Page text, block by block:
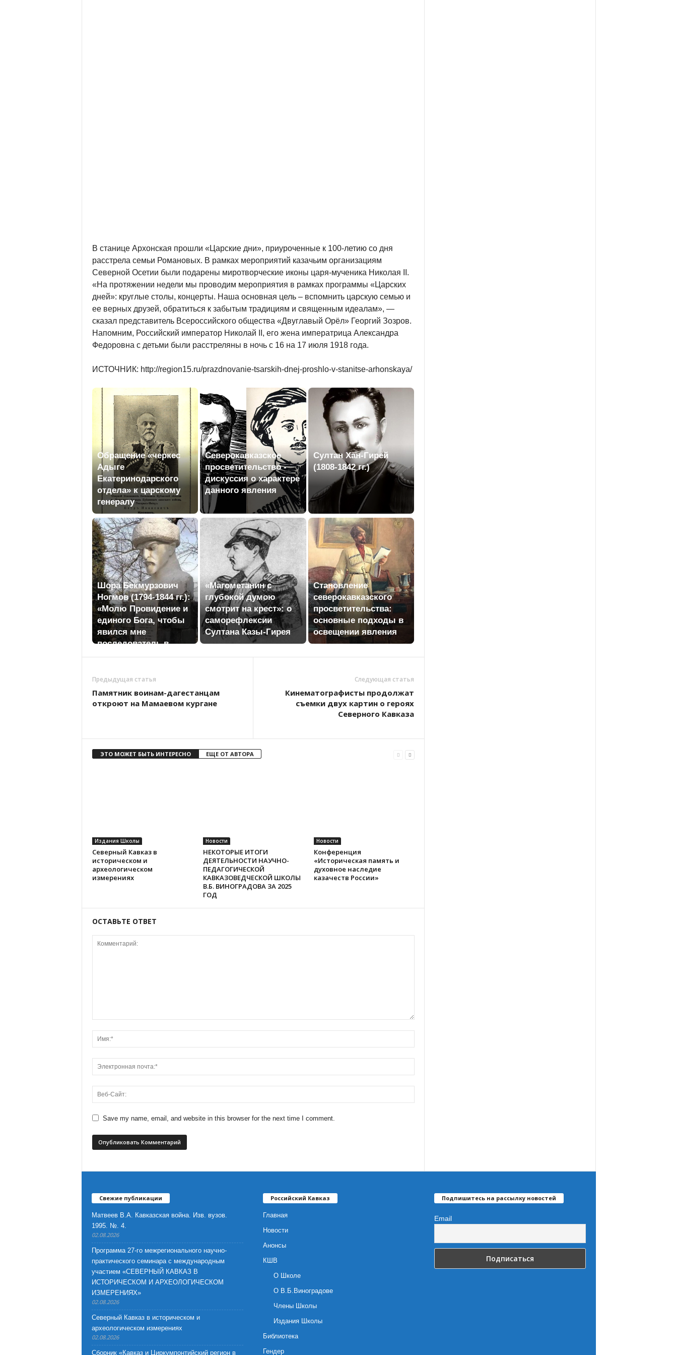
В станице Архонская прошли «Царские дни», приуроченные к 100-летию со дня
расстрела семьи Романовых. В рамках мероприятий казачьим организациям
Северной Осетии были подарены миротворческие иконы царя-мученика Николая II.
«На протяжении недели мы проводим мероприятия в рамках программы «Царских
дней»: круглые столы, концерты. Наша основная цель – вспомнить царскую семью и
ее верных друзей, обратиться к забытым традициям и священным идеалам», —
сказал представитель Всероссийского общества «Двуглавый Орёл» Георгий Зозров.
Напомним, Российский император Николай II, его жена императрица Александра
Федоровна с детьми были расстреляны в ночь с 16 на 17 июля 1918 года.
ИСТОЧНИК: http://region15.ru/prazdnovanie-tsarskih-dnej-proshlo-v-stanitse-arhonskaya/
Обращение «черкес
Адыге
Екатеринодарского
отдела» к царскому
генералу
Северокавказское
просветительство -
дискуссия о характере
данного явления
Султан Хан-Гирей
(1808-1842 гг.)
Шора Бекмурзович
Ногмов (1794-1844 гг.):
«Молю Провидение и
единого Бога, чтобы
явился мне
последователь в
любви к родному
«Магометанин с
глубокой думою
смотрит на крест»: о
саморефлексии
Султана Казы-Гирея
Становление
северокавказского
просветительства:
основные подходы в
освещении явления
Предыдущая статья
Памятник воинам-дагестанцам
откроют на Мамаевом кургане
Следующая статья
Кинематографисты продолжат
съемки двух картин о героях
Северного Кавказа
ЭТО МОЖЕТ БЫТЬ ИНТЕРЕСНО ЕЩЕ ОТ АВТОРА
Издания Школы
Северный Кавказ в
историческом и
археологическом
измерениях
Новости
НЕКОТОРЫЕ ИТОГИ
ДЕЯТЕЛЬНОСТИ НАУЧНО-
ПЕДАГОГИЧЕСКОЙ
КАВКАЗОВЕДЧЕСКОЙ ШКОЛЫ
В.Б. ВИНОГРАДОВА ЗА 2025
ГОД
Новости
Конференция
«Историческая память и
духовное наследие
казачеств России»
ОСТАВЬТЕ ОТВЕТ
Save my name, email, and website in this browser for the next time I comment.
Свежие публикации
Матвеев В.А. Кавказская война. Изв. вузов.
1995. №. 4.
02.08.2026
Программа 27-го межрегионального научно-
практического семинара с международным
участием «СЕВЕРНЫЙ КАВКАЗ В
ИСТОРИЧЕСКОМ И АРХЕОЛОГИЧЕСКОМ
ИЗМЕРЕНИЯХ»
02.08.2026
Северный Кавказ в историческом и
археологическом измерениях
02.08.2026
Сборник «Кавказ и Циркумпонтийский регион в
Российский Кавказ
Главная
Новости
Анонсы
КШВ
О Школе
О В.Б.Виноградове
Члены Школы
Издания Школы
Библиотека
Гендер
Подпишитесь на рассылку новостей
Email